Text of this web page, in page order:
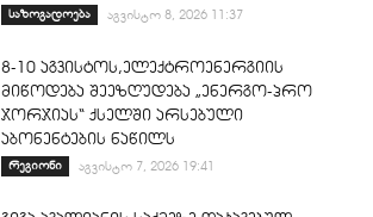
საზოგადოება აგვისტო 8, 2026 11:37
8-10 აგვისტოს,ელექტროენერგიის
მიწოდება შეეზღუდება „ენერგო-პრო
ჯორჯიას“ ქსელში არსებული
აბონენტების ნაწილს
რეგიონი აგვისტო 7, 2026 19:41